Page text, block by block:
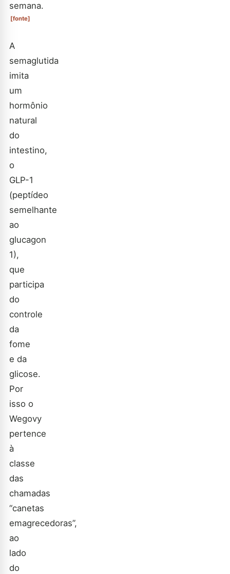
semana.
[fonte]
A
semaglutida
imita
um
hormônio
natural
do
intestino,
o
GLP-1
(peptídeo
semelhante
ao
glucagon
1),
que
participa
do
controle
da
fome
e da
glicose.
Por
isso o
Wegovy
pertence
à
classe
das
chamadas
“canetas
emagrecedoras”,
ao
lado
do